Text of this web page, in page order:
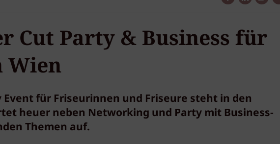
Cut Party & Business für
Wien
Event für Friseurinnen und Friseure steht in den
heuer neben Networking und Party mit Business-
Themen auf.